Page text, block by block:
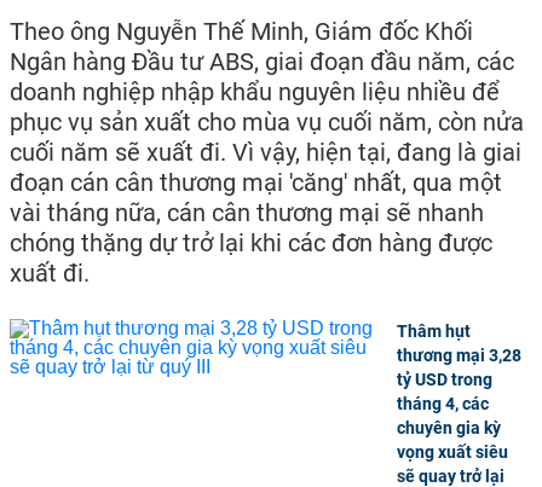
Theo ông Nguyễn Thế Minh, Giám đốc Khối
Ngân hàng Đầu tư ABS, giai đoạn đầu năm, các
doanh nghiệp nhập khẩu nguyên liệu nhiều để
phục vụ sản xuất cho mùa vụ cuối năm, còn nửa
cuối năm sẽ xuất đi. Vì vậy, hiện tại, đang là giai
đoạn cán cân thương mại 'căng' nhất, qua một
vài tháng nữa, cán cân thương mại sẽ nhanh
chóng thặng dự trở lại khi các đơn hàng được
xuất đi.
Thâm hụt
thương mại 3,28
tỷ USD trong
tháng 4, các
chuyên gia kỳ
vọng xuất siêu
sẽ quay trở lại